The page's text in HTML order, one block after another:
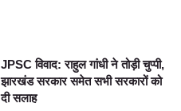
JPSC विवाद: राहुल गांधी ने तोड़ी चुप्पी,
झारखंड सरकार समेत सभी सरकारों को
दी सलाह